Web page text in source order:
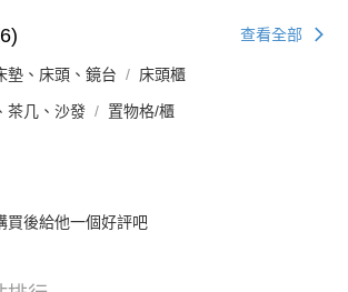
查看全部
墊、床頭、鏡台 床頭櫃
茶几、沙發 置物格/櫃
買後給他一個好評吧